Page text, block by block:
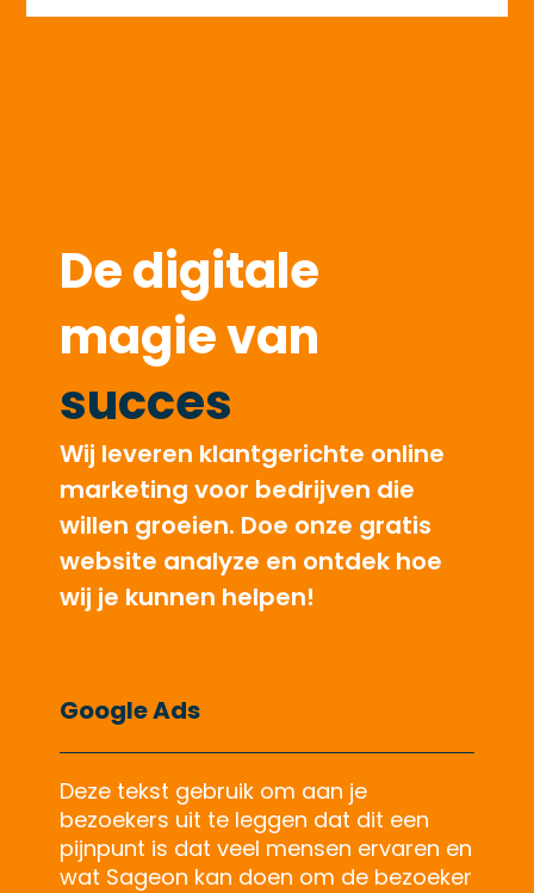
Diensten
De digitale
magie van
succes
Wij leveren klantgerichte online
marketing voor bedrijven die
willen groeien. Doe onze gratis
website analyze en ontdek hoe
Google Ads
Zoekmachine-optimalisatie